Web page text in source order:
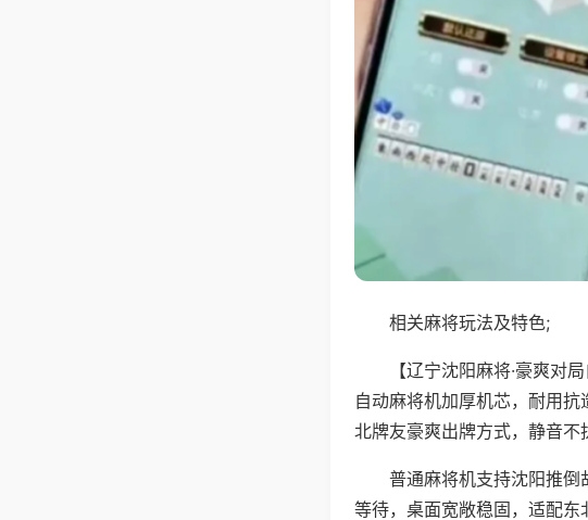
相关麻将玩法及特色;
【辽宁沈阳麻将·豪爽对
自动麻将机加厚机芯，耐用
北牌友豪爽出牌方式，静音不
普通麻将机支持沈阳推
等待，桌面宽敞稳固，适配东